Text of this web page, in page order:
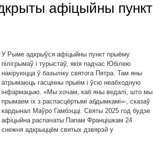
афіцыйны пункт
У Рыме адкрыўся афіцыйны пункт прыёму
пілігрымаў і турыстаў, якія падчас Юбілею
накіруюцца ў базыліку святога Пятра. Там яны
атрымаюць гасцінны прыём і ўсю неабходную
інфармацыю. «Мы хочам, каб яны ведалі, што мы
прымаем іх з распасцёртымі абдымкамі»-, сказаў
кардынал Маўро Гамбэцці. Святы 2025 год будзе
афіцыйна распачаты Папам Францішкам 24
снежня адкрыццём святых дзвярэй у